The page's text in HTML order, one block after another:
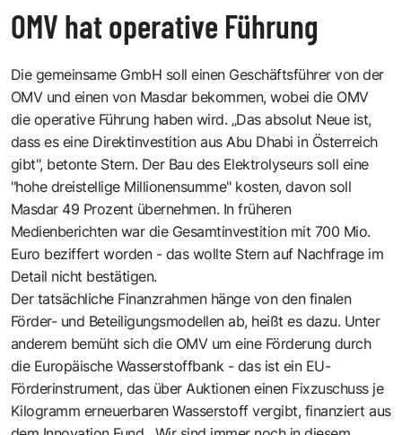
OMV hat operative Führung
Die gemeinsame GmbH soll einen Geschäftsführer von der
OMV und einen von Masdar bekommen, wobei die OMV
die operative Führung haben wird. „Das absolut Neue ist,
dass es eine Direktinvestition aus Abu Dhabi in Österreich
gibt", betonte Stern. Der Bau des Elektrolyseurs soll eine
"hohe dreistellige Millionensumme" kosten, davon soll
Masdar 49 Prozent übernehmen. In früheren
Medienberichten war die Gesamtinvestition mit 700 Mio.
Euro beziffert worden - das wollte Stern auf Nachfrage im
Detail nicht bestätigen.
Der tatsächliche Finanzrahmen hänge von den finalen
Förder- und Beteiligungsmodellen ab, heißt es dazu. Unter
anderem bemüht sich die OMV um eine Förderung durch
die Europäische Wasserstoffbank - das ist ein EU-
Förderinstrument, das über Auktionen einen Fixzuschuss je
Kilogramm erneuerbaren Wasserstoff vergibt, finanziert aus